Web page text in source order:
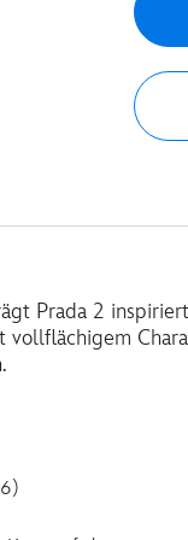
Prada 2
vollflächigem